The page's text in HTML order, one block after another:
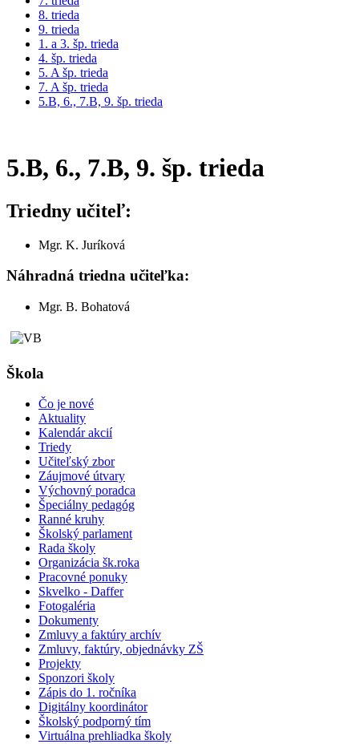
8. trieda
9. trieda
1. a 3. šp. trieda
4. šp. trieda
5. A šp. trieda
7. A šp. trieda
5.B, 6., 7.B, 9. šp. trieda
5.B, 6., 7.B, 9. šp. trieda
Triedny učiteľ:
Mgr. K. Juríková
Náhradná triedna učiteľka:
Mgr. B. Bohatová
Škola
Čo je nové
Aktuality
Kalendár akcií
Triedy
Učiteľský zbor
Záujmové útvary
Výchovný poradca
Špeciálny pedagóg
Ranné kruhy
Školský parlament
Rada školy
Organizácia šk.roka
Pracovné ponuky
Skvelko - Daffer
Fotogaléria
Dokumenty
Zmluvy a faktúry archív
Zmluvy, faktúry, objednávky ZŠ
Projekty
Sponzori školy
Zápis do 1. ročníka
Digitálny koordinátor
Školský podporný tím
Virtuálna prehliadka školy